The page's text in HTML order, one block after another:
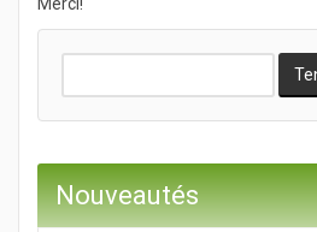
Nouveautés